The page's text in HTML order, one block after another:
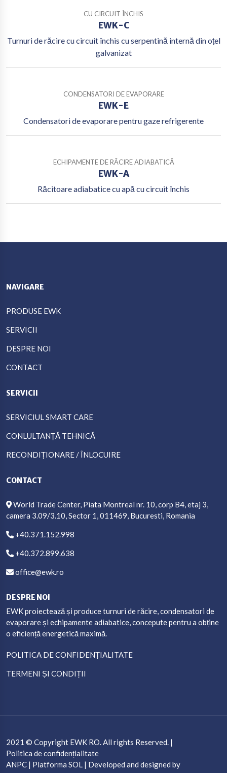
CU CIRCUIT ÎNCHIS
EWK-C
Turnuri de răcire cu circuit închis cu serpentină internă din oțel
galvanizat
CONDENSATORI DE EVAPORARE
EWK-E
Condensatori de evaporare pentru gaze refrigerente
ECHIPAMENTE DE RĂCIRE ADIABATICĂ
EWK-A
Răcitoare adiabatice cu apă cu circuit închis
NAVIGARE
PRODUSE EWK
SERVICII
DESPRE NOI
CONTACT
SERVICII
SERVICIUL SMART CARE
CONLULTANȚĂ TEHNICĂ
RECONDIȚIONARE / ÎNLOCUIRE
CONTACT
World Trade Center, Piata Montreal nr. 10, corp B4, etaj 3,
camera 3.09/3.10, Sector 1, 011469, Bucuresti, Romania
+40.371.152.998
+40.372.899.638
office@ewk.ro
DESPRE NOI
EWK proiectează și produce turnuri de răcire, condensatori de
evaporare și echipamente adiabatice, concepute pentru a obține
o eficiență energetică maximă.
POLITICA DE CONFIDENȚIALITATE
TERMENI ȘI CONDIȚII
2021 © Copyright EWK RO. All rights Reserved. |
Politica de confidențialitate
ANPC | Platforma SOL | Developed and designed by